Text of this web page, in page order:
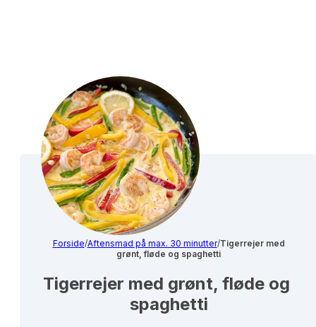
Forside/Aftensmad på max. 30 minutter/Tigerrejer med
grønt, fløde og spaghetti
Tigerrejer med grønt, fløde og
spaghetti